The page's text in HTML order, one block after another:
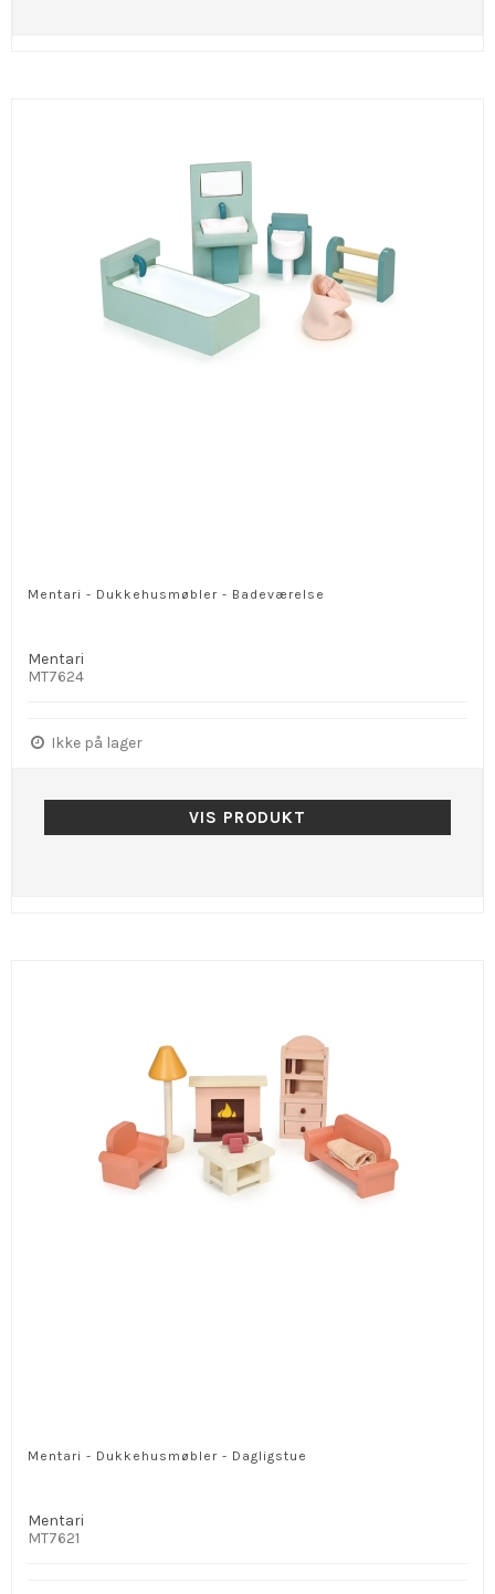
Mentari - Dukkehusmøbler - Badeværelse
Mentari
MT7624
Ikke på lager
VIS PRODUKT
Mentari - Dukkehusmøbler - Dagligstue
Mentari
MT7621